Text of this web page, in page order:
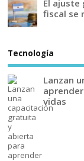
El ajuste
fiscal se
Tecnología
Lanzan
vidas